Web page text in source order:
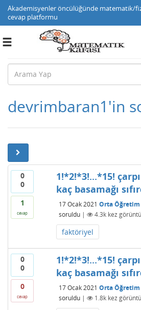
Akademisyenler öncülüğünde matematik/
cevap platformu
Toggle
devrimbaran1'in
0
0
1
cevap
1!*2!*3!...*15!
kaç basamağı
17 Ocak 2021 Orta
soruldu | 4.3kkez
faktöriyel
0
0
0
cevap
1!*2!*3!...*15!
kaç basamağı
17 Ocak 2021 Orta
soruldu | 1.8kkez